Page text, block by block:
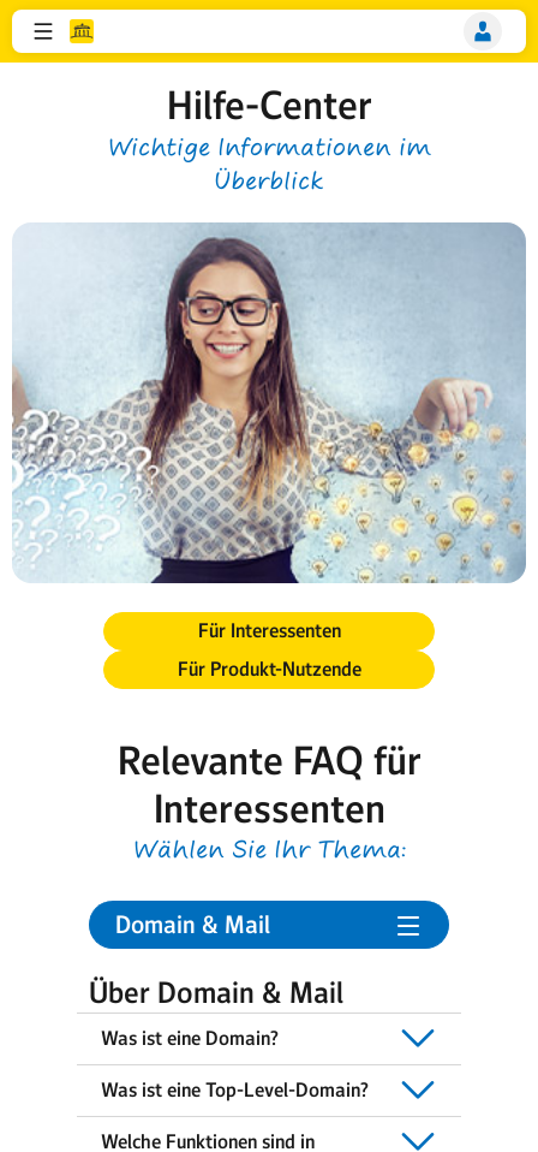
Hilfe-Center
Wichtige Informationen im
Überblick
Für Interessenten
Für Produkt-Nutzende
Relevante FAQ für
Interessenten
Wählen Sie Ihr Thema:
Domain & Mail
Über Domain & Mail
Was ist eine Domain?
Was ist eine Top-Level-Domain?
Welche Funktionen sind in